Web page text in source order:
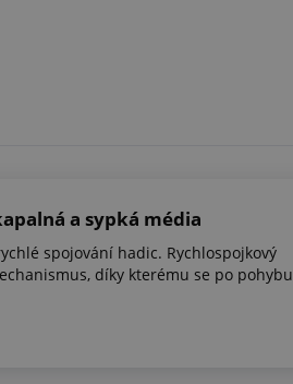
a sypká média
spojování hadic. Rychlospojkový
díky kterému se po pohybu